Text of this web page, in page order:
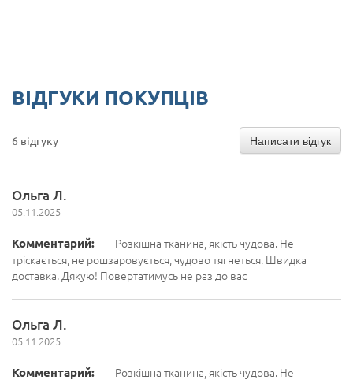
ВІДГУКИ ПОКУПЦІВ
6 відгуку Написати відгук
Ольга Л.
05.11.2025
Комментарий:
Розкішна тканина, якість чудова. Не
тріскається, не рошзаровується, чудово тягнеться. Швидка
доставка. Дякую! Повертатимусь не раз до вас
Ольга Л.
05.11.2025
Комментарий:
Розкішна тканина, якість чудова. Не